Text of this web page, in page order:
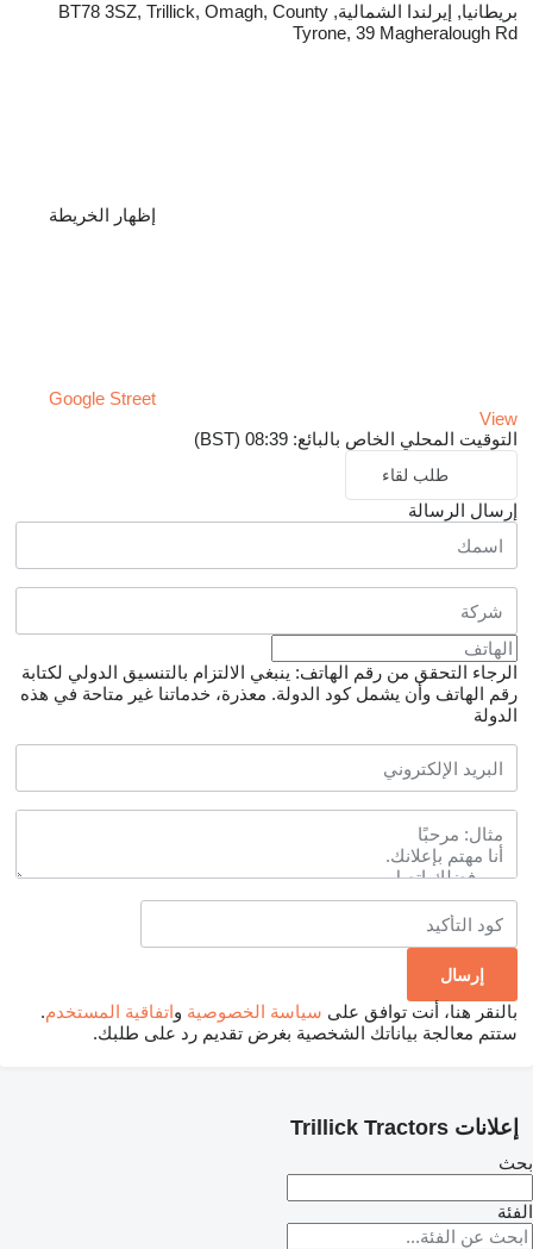
بريطانيا, إيرلندا الشمالية, BT78 3SZ, Trillick, Omagh, County
Tyrone, 39 Magheralough Rd
إظهار الخريطة
Google Street
View
التوقيت المحلي الخاص بالبائع: 08:39 (BST)
طلب لقاء
إرسال الرسالة
الرجاء التحقق من رقم الهاتف: ينبغي الالتزام بالتنسيق الدولي لكتابة
رقم الهاتف وأن يشمل كود الدولة. معذرة، خدماتنا غير متاحة في هذه
الدولة
بالنقر هنا، أنت توافق على سياسة الخصوصية واتفاقية المستخدم.
ستتم معالجة بياناتك الشخصية بغرض تقديم رد على طلبك.
إعلانات Trillick Tractors
بحث
الفئة